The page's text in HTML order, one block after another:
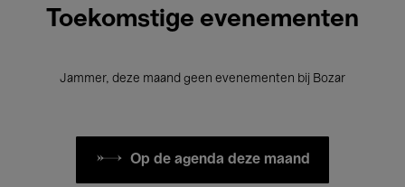
Toekomstige evenementen
Jammer, deze maand geen evenementen bij Bozar
Op de agenda deze maand